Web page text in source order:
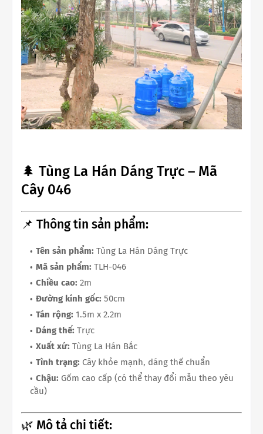
🌲 Tùng La Hán Dáng Trực – Mã
Cây 046
📌 Thông tin sản phẩm:
Tên sản phẩm: Tùng La Hán Dáng Trực
Mã sản phẩm: TLH-046
Chiều cao: 2m
Đường kính gốc: 50cm
Tán rộng: 1.5m x 2.2m
Dáng thế: Trực
Xuất xứ: Tùng La Hán Bắc
Tình trạng: Cây khỏe mạnh, dáng thế chuẩn
Chậu: Gốm cao cấp (có thể thay đổi mẫu theo yêu
cầu)
🌿 Mô tả chi tiết: